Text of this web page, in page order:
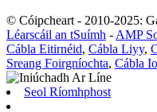
© Cóipcheart - 2010-2025:
Léarscáil an tSuímh - AMP
Cábla Eitirnéid, Cábla Liyy,
Sreang Foirgníochta, Cábla
Seol Ríomhphost